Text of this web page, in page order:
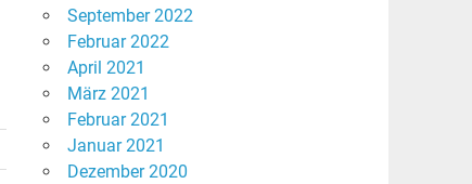
September 2022
Februar 2022
April 2021
März 2021
Februar 2021
Januar 2021
Dezember 2020